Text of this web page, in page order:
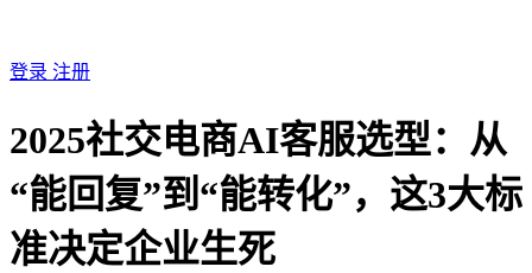
登录 注册
2025社交电商AI客服选型：从
“能回复”到“能转化”，这3大标
准决定企业生死